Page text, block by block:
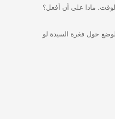
ماذا علي أن أفعل؟